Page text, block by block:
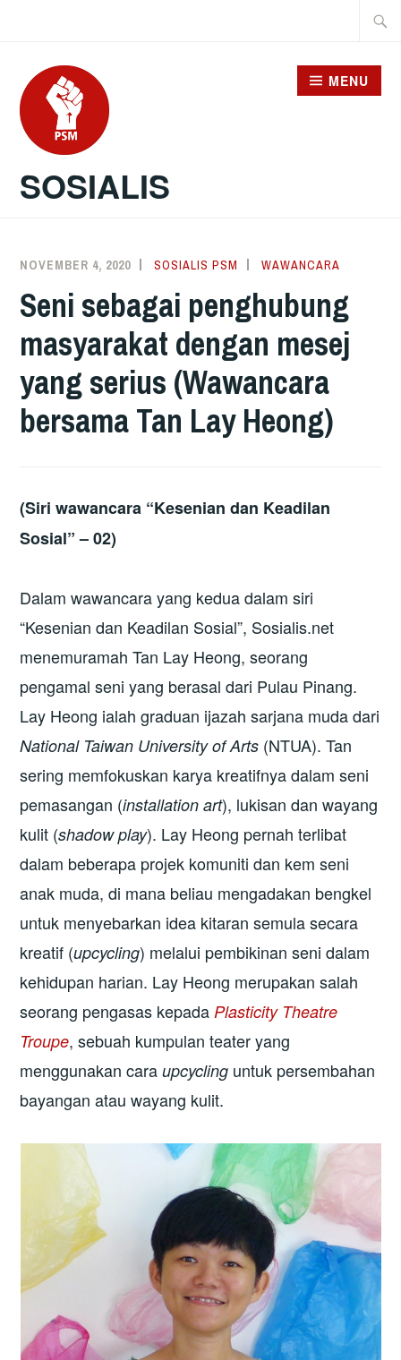
content
SOSIALIS
MENU
NOVEMBER 4, 2020 SOSIALIS PSM WAWANCARA
Seni sebagai penghubung
masyarakat dengan mesej
yang serius (Wawancara
bersama Tan Lay Heong)
(Siri wawancara “Kesenian dan Keadilan
Sosial” – 02)
Dalam wawancara yang kedua dalam siri
“Kesenian dan Keadilan Sosial”, Sosialis.net
menemuramah Tan Lay Heong, seorang
pengamal seni yang berasal dari Pulau Pinang.
Lay Heong ialah graduan ijazah sarjana muda dari
National Taiwan University of Arts (NTUA). Tan
sering memfokuskan karya kreatifnya dalam seni
pemasangan (installation art), lukisan dan wayang
kulit (shadow play). Lay Heong pernah terlibat
dalam beberapa projek komuniti dan kem seni
anak muda, di mana beliau mengadakan bengkel
untuk menyebarkan idea kitaran semula secara
kreatif (upcycling) melalui pembikinan seni dalam
kehidupan harian. Lay Heong merupakan salah
seorang pengasas kepada Plasticity Theatre
Troupe, sebuah kumpulan teater yang
menggunakan caraupcycling untuk persembahan
bayangan atau wayang kulit.